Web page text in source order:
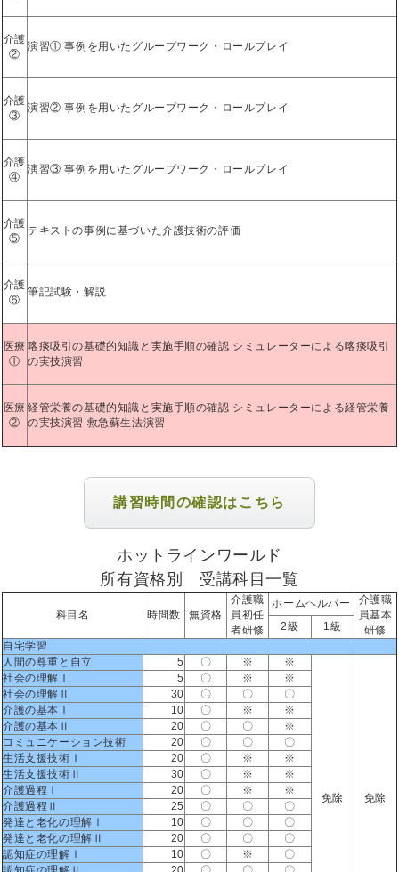
介護
②
演習① 事例を用いたグループワーク・ロールプレイ
介護
③
演習② 事例を用いたグループワーク・ロールプレイ
介護
④
演習③ 事例を用いたグループワーク・ロールプレイ
介護
⑤
テキストの事例に基づいた介護技術の評価
介護
⑥
筆記試験・解説
医療
①
喀痰吸引の基礎的知識と実施手順の確認 シミュレーターによる喀痰吸引
の実技演習
医療
②
経管栄養の基礎的知識と実施手順の確認 シミュレーターによる経管栄養
の実技演習 救急蘇生法演習
講習時間の確認はこちら
ホットラインワールド
所有資格別 受講科目一覧
科目名 時間数 無資格
介護職
員初任
者研修
ホームヘルパー
介護職
員基本
研修
2級
1級
自宅学習
人間の尊重と自立
5 〇 ※ ※
免除 免除
社会の理解Ⅰ 5 〇 ※
※
社会の理解Ⅱ
30 〇 〇
〇
介護の基本Ⅰ
10 〇 ※
※
介護の基本Ⅱ
20 〇 〇
※
コミュニケーション技術
20 〇 〇
〇
生活支援技術Ⅰ
20 〇 ※
※
生活支援技術Ⅱ
30 〇 ※
※
介護過程Ⅰ
20 〇 ※
※
介護過程Ⅱ
25 〇 〇
〇
発達と老化の理解Ⅰ
10 〇 〇
〇
発達と老化の理解Ⅱ
20 〇 〇
〇
認知症の理解Ⅰ
10 〇 ※
〇